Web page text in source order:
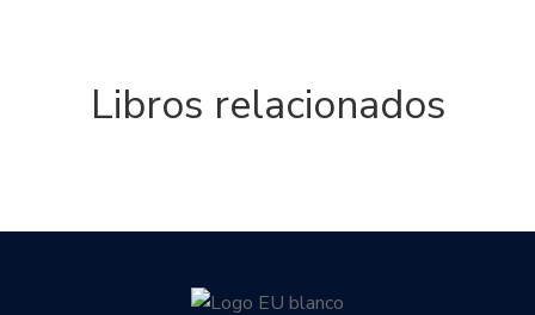
Libros relacionados